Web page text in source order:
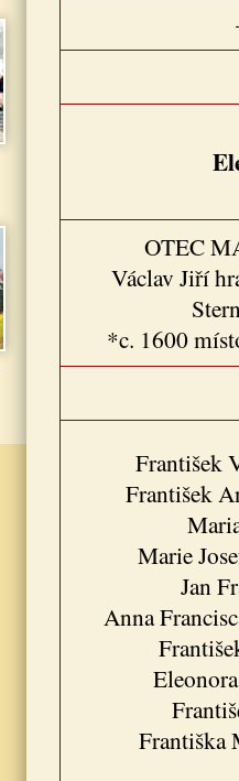
OTEC
Václav Jiří
*c. 1600
František
František
Marie
Jan
Anna
Františka